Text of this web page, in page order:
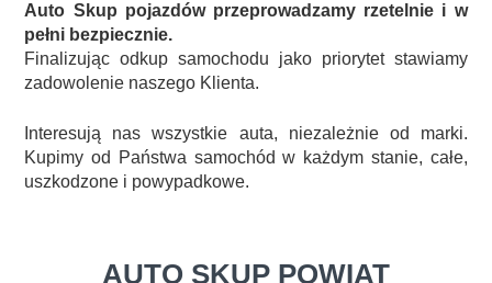
Auto Skup pojazdów przeprowadzamy rzetelnie i w
pełni bezpiecznie.
Finalizując odkup samochodu jako priorytet stawiamy
zadowolenie naszego Klienta.
Interesują nas wszystkie auta, niezależnie od marki.
Kupimy od Państwa samochód w każdym stanie, całe,
uszkodzone i powypadkowe.
AUTO SKUP POWIAT